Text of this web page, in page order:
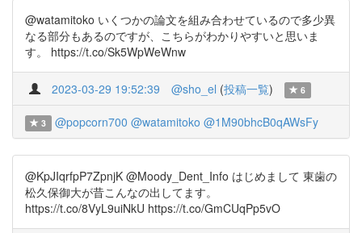
@watamitoko いくつかの論文を組み合わせているので多少異
なる部分もあるのですが、こちらがわかりやすいと思いま
す。 https://t.co/Sk5WpWeWnw
2023-03-29 19:52:39 @sho_el (投稿一覧) 6
3 @popcorn700 @watamitoko @1M90bhcB0qAWsFy
@KpJIqrfpP7ZpnjK @Moody_Dent_Info はじめまして 東歯の
松久保御大が昔こんなの出してます。
https://t.co/8VyL9uiNkU https://t.co/GmCUqPp5vO